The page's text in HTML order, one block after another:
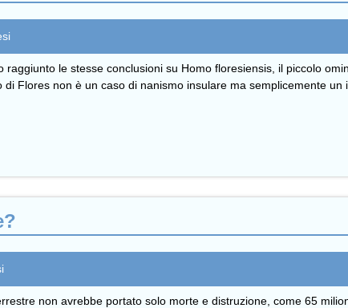
le stesse conclusioni su Homo floresiensis, il piccolo
di Flores non è un caso di nanismo insulare ma semplicemente
non avrebbe portato solo morte e distruzione, come 65